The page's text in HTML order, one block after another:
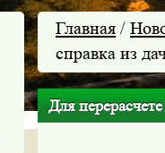
Главная /
справка из
Для